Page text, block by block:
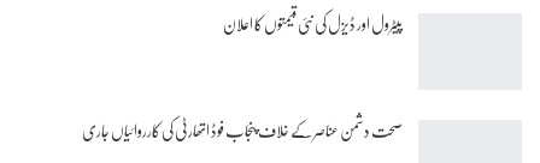
پیٹرول اور ڈیزل کی نئی قیمتوں کا اعلان
صحت دشمن عناصر کے خلاف پنجاب فوڈ اتھارٹی کی کارروائیاں جاری